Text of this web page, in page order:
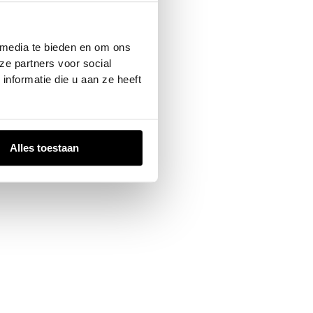
te bieden en om ons
partners voor social
die u aan ze heeft
Alles toestaan
for more information).